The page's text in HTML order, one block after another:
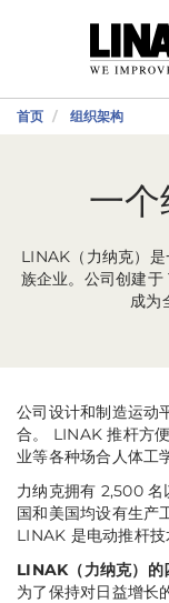
首页 组织架构
一
LINAK（力纳克）
族企业。公司创建
成为
公司设计和制造运动
合。 LINAK 推杆方
业等各种场合人体工
力纳克拥有 2,500 名
国和美国均设有生产
LINAK 是电动推杆技
LINAK（力纳克）的
为了保持对日益增长